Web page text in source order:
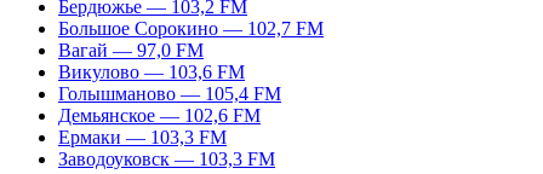
Бердюжье — 103,2 FM
Большое Сорокино — 102,7 FM
Вагай — 97,0 FM
Викулово — 103,6 FM
Голышманово — 105,4 FM
Демьянское — 102,6 FM
Ермаки — 103,3 FM
Заводоуковск — 103,3 FM